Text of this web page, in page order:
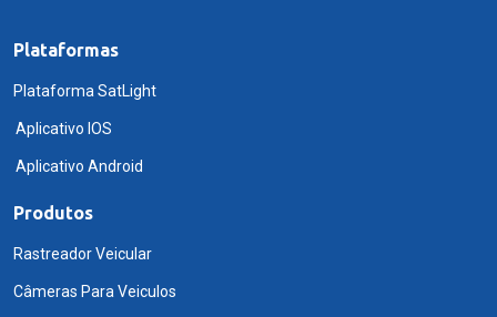
Plataformas
Plataforma SatLight
Aplicativo IOS
Aplicativo Android
Produtos
Rastreador Veicular
Câmeras Para Veiculos